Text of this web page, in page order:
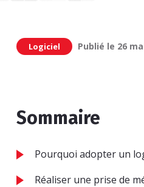
Logiciel Publié le 26
Sommaire
Pourquoi adopter un
Réaliser une prise de